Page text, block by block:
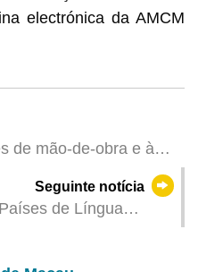
electrónica da AMCM
de mão-de-obra e às
Seguinte notícia
de Língua
na maior feira